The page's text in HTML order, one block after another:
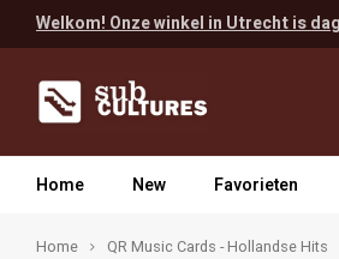
Welkom! Onze winkel in Utrecht is
Home New Favorieten
Home QR Music Cards - Hollandse Hits